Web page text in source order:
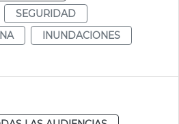
SEGURIDAD
INUNDACIONES